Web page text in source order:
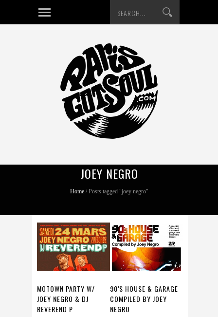
JOEY NEGRO
Home/Posts tagged "joey negro"
MOTOWN PARTY W/
JOEY NEGRO & DJ
REVEREND P
90′S HOUSE & GARAGE
COMPILED BY JOEY
NEGRO